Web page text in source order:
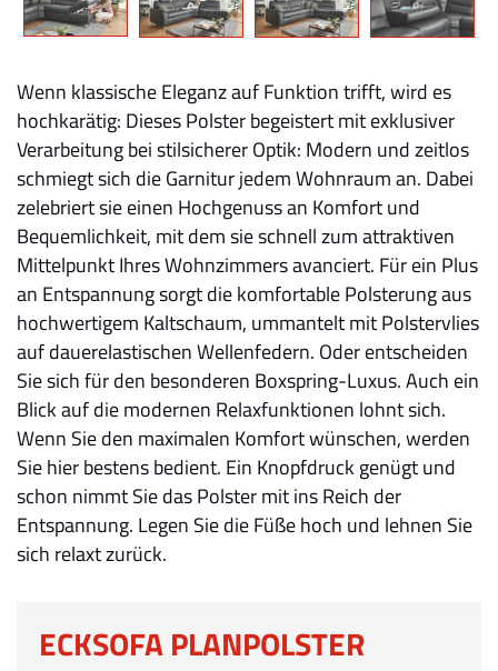
Wenn klassische Eleganz auf Funktion trifft, wird es
hochkarätig: Dieses Polster begeistert mit exklusiver
Verarbeitung bei stilsicherer Optik: Modern und zeitlos
schmiegt sich die Garnitur jedem Wohnraum an. Dabei
zelebriert sie einen Hochgenuss an Komfort und
Bequemlichkeit, mit dem sie schnell zum attraktiven
Mittelpunkt Ihres Wohnzimmers avanciert. Für ein Plus
an Entspannung sorgt die komfortable Polsterung aus
hochwertigem Kaltschaum, ummantelt mit Polstervlies
auf dauerelastischen Wellenfedern. Oder entscheiden
Sie sich für den besonderen Boxspring-Luxus. Auch ein
Blick auf die modernen Relaxfunktionen lohnt sich.
Wenn Sie den maximalen Komfort wünschen, werden
Sie hier bestens bedient. Ein Knopfdruck genügt und
schon nimmt Sie das Polster mit ins Reich der
Entspannung. Legen Sie die Füße hoch und lehnen Sie
sich relaxt zurück.
ECKSOFA PLANPOLSTER